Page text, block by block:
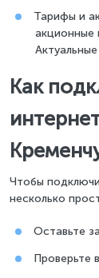
Тарифы и
акционные
Как
Чтобы
несколько
Оставьте
Проверьте